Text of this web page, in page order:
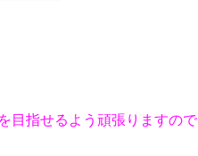
目指せるよう頑張りますので